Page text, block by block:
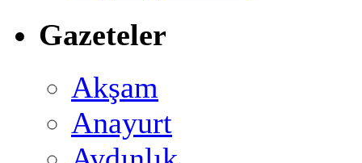
Gazeteler
Akşam
Anayurt